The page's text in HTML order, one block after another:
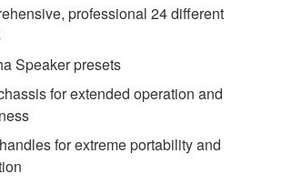
professional 24 different
Speaker presets
for extended operation and
for extreme portability and